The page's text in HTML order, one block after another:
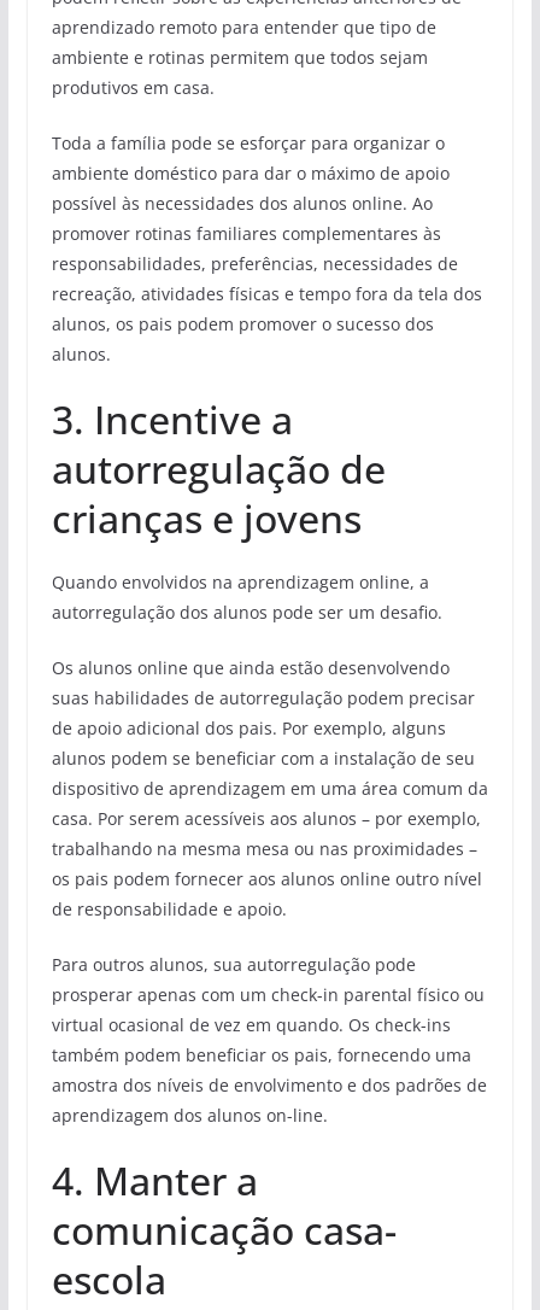
aprendizado remoto para entender que tipo de
ambiente e rotinas permitem que todos sejam
produtivos em casa.
Toda a família pode se esforçar para organizar o
ambiente doméstico para dar o máximo de apoio
possível às necessidades dos alunos online. Ao
promover rotinas familiares complementares às
responsabilidades, preferências, necessidades de
recreação, atividades físicas e tempo fora da tela dos
alunos, os pais podem promover o sucesso dos
alunos.
3. Incentive a
autorregulação de
crianças e jovens
Quando envolvidos na aprendizagem online, a
autorregulação dos alunos pode ser um desafio.
Os alunos online que ainda estão desenvolvendo
suas habilidades de autorregulação podem precisar
de apoio adicional dos pais. Por exemplo, alguns
alunos podem se beneficiar com a instalação de seu
dispositivo de aprendizagem em uma área comum da
casa. Por serem acessíveis aos alunos – por exemplo,
trabalhando na mesma mesa ou nas proximidades –
os pais podem fornecer aos alunos online outro nível
de responsabilidade e apoio.
Para outros alunos, sua autorregulação pode
prosperar apenas com um check-in parental físico ou
virtual ocasional de vez em quando. Os check-ins
também podem beneficiar os pais, fornecendo uma
amostra dos níveis de envolvimento e dos padrões de
aprendizagem dos alunos on-line.
4. Manter a
comunicação casa-
escola